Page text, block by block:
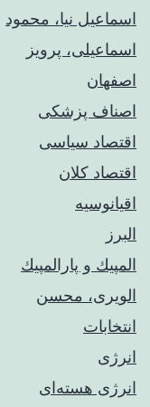
اسماعیل نیا، محمود
اسماعیلی، پرویز
اصفهان
اصناف پزشکی
اقتصاد سیاسی
اقتصاد کلان
اقیانوسیه
البرز
المپيك و پارالمپيك
الویری، محسن
انتخابات
انرژی
انرژی هسته‌ای